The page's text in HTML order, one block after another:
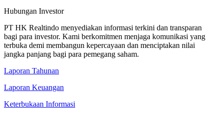
Hubungan Investor
PT HK Realtindo menyediakan informasi terkini dan transparan
bagi para investor. Kami berkomitmen menjaga komunikasi yang
terbuka demi membangun kepercayaan dan menciptakan nilai
jangka panjang bagi para pemegang saham.
Laporan Tahunan
Laporan Keuangan
Keterbukaan Informasi